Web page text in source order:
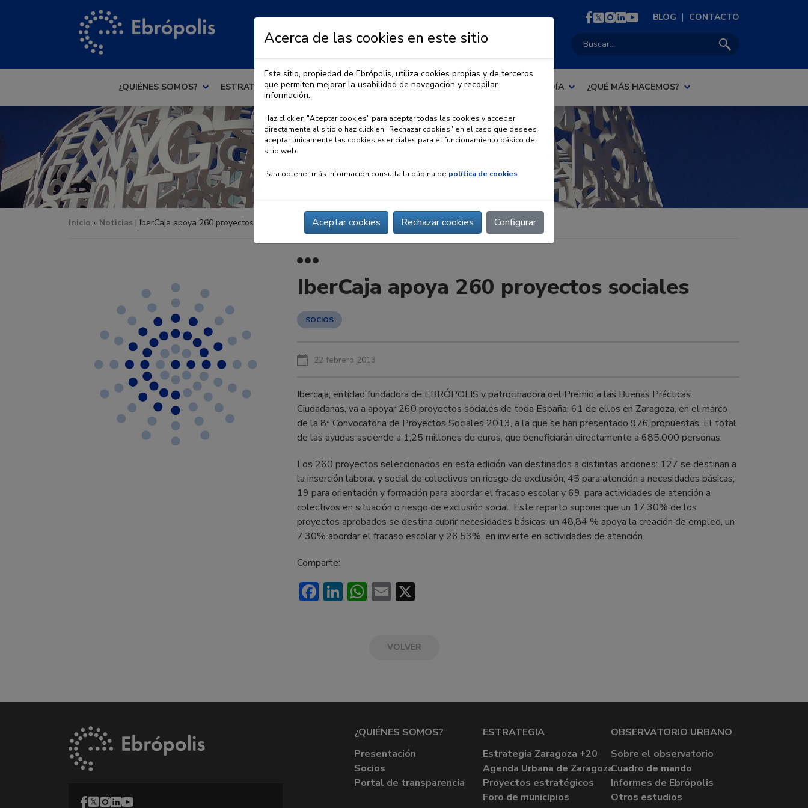
BLOG | CONTACTO
¿QUIÉNES SOMOS? ESTRATEGIA OBSERVATORIO URBANO PREMIO EBRÓPOLIS AL DÍA ¿QUÉ MÁS HACEMOS?
Inicio » Noticias | IberCaja apoya 260 proyectos sociales
IberCaja apoya 260 proyectos sociales
SOCIOS
22 febrero 2013
Ibercaja, entidad fundadora de EBRÓPOLIS y patrocinadora del Premio a las Buenas Prácticas
Ciudadanas, va a apoyar 260 proyectos sociales de toda España, 61 de ellos en Zaragoza, en el marco
de la 8ª Convocatoria de Proyectos Sociales 2013, a la que se han presentado 976 propuestas. El total
de las ayudas asciende a 1,25 millones de euros, que beneficiarán directamente a 685.000 personas.
Los 260 proyectos seleccionados en esta edición van destinados a distintas acciones: 127 se destinan a
la inserción laboral y social de colectivos en riesgo de exclusión; 45 para atención a necesidades básicas;
19 para orientación y formación para abordar el fracaso escolar y 69, para actividades de atención a
colectivos en situación o riesgo de exclusión social. Este reparto supone que un 17,30% de los
proyectos aprobados se destina cubrir necesidades básicas; un 48,84 % apoya la creación de empleo, un
7,30% abordar el fracaso escolar y 26,53%, en invierte en actividades de atención.
Comparte:
Facebook
LinkedIn
WhatsApp
Email
VOLVER
¿QUIÉNES SOMOS?
Presentación
Socios
Portal de transparencia
ESTRATEGIA
Estrategia Zaragoza +20
Agenda Urbana de Zaragoza
Proyectos estratégicos
Foro de municipios
OBSERVATORIO URBANO
Sobre el observatorio
Cuadro de mando
Informes de Ebrópolis
Otros estudios
Acerca de las cookies en este sitio
Este sitio, propiedad de Ebrópolis, utiliza cookies propias y de terceros
que permiten mejorar la usabilidad de navegación y recopilar
información.
Haz click en "Aceptar cookies" para aceptar todas las cookies y acceder
directamente al sitio o haz click en "Rechazar cookies" en el caso que desees
aceptar únicamente las cookies esenciales para el funcionamiento básico del
sitio web.
Para obtener más información consulta la página de política de cookies
Aceptar cookies Rechazar cookies Configurar